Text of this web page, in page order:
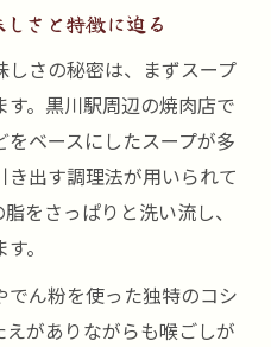
さと特徴に迫る
さの秘密は、まずスープ
。黒川駅周辺の焼肉店で
ベースにしたスープが多
出す調理法が用いられて
をさっぱりと洗い流し、
。
でん粉を使った独特のコシ
がありながらも喉ごしが